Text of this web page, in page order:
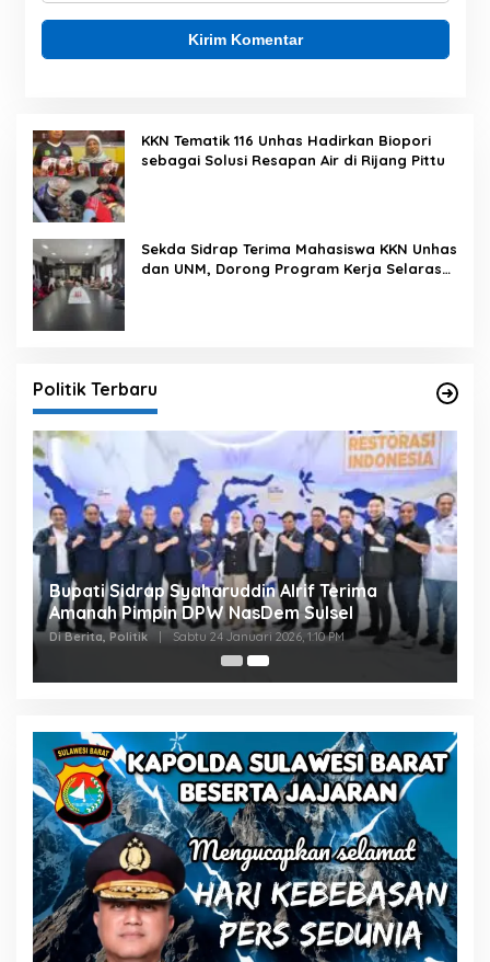
KKN Tematik 116 Unhas Hadirkan Biopori
sebagai Solusi Resapan Air di Rijang Pittu
Sekda Sidrap Terima Mahasiswa KKN Unhas
dan UNM, Dorong Program Kerja Selaras
Politik Terbaru
Bupati Sidrap Syaharuddin Alrif Terima
Amanah Pimpin DPW NasDem Sulsel
Di Berita, Politik Sabtu 24 Januari 2026, 1:10 PM